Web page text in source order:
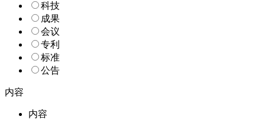
科技
成果
会议
专利
标准
公告
内容
内容